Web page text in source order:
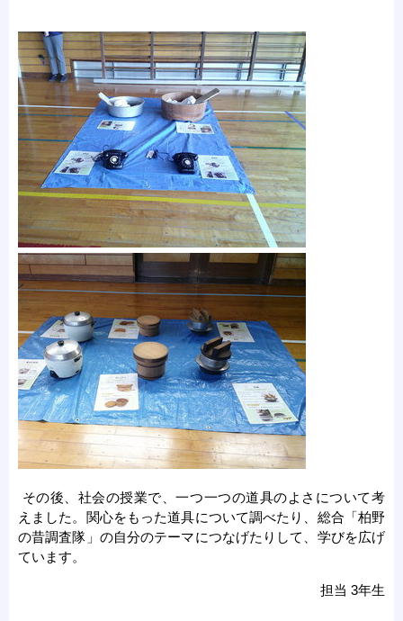
その後、社会の授業で、一つ一つの道具のよさについて考
えました。関心をもった道具について調べたり、総合「柏野
の昔調査隊」の自分のテーマにつなげたりして、学びを広げ
ています。
担当 3年生